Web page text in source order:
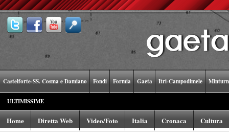
Castelforte-SS. Cosma e Damiano Fondi Formia Gaeta Itri-Campodimele
ULTIMISSIME
Home Diretta Web Video/Foto Italia Cronaca Cultura